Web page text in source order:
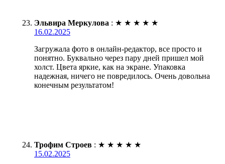
Эльвира Меркулова : ★ ★ ★ ★ ★
16.02.2025
Загружала фото в онлайн-редактор, все просто и
понятно. Буквально через пару дней пришел мой
холст. Цвета яркие, как на экране. Упаковка
надежная, ничего не повредилось. Очень довольна
конечным результатом!
Трофим Строев : ★ ★ ★ ★ ★
15.02.2025